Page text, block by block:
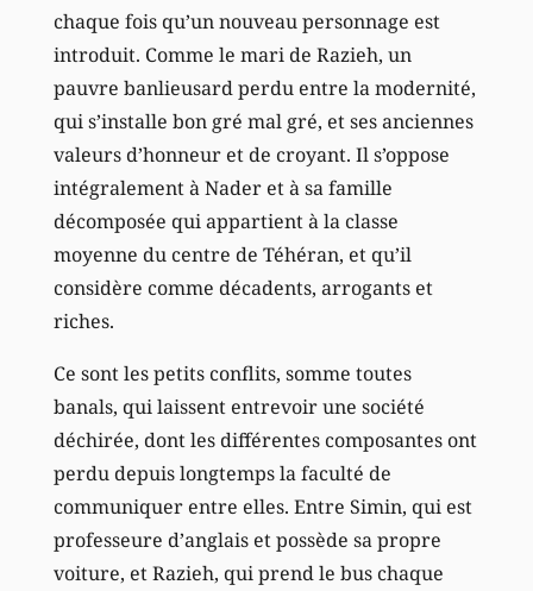
chaque fois qu’un nouveau personnage est
introduit. Comme le mari de Razieh, un
pauvre banlieusard perdu entre la modernité,
qui s’installe bon gré mal gré, et ses anciennes
valeurs d’honneur et de croyant. Il s’oppose
intégralement à Nader et à sa famille
décomposée qui appartient à la classe
moyenne du centre de Téhéran, et qu’il
considère comme décadents, arrogants et
riches.
Ce sont les petits conflits, somme toutes
banals, qui laissent entrevoir une société
déchirée, dont les différentes composantes ont
perdu depuis longtemps la faculté de
communiquer entre elles. Entre Simin, qui est
professeure d’anglais et possède sa propre
voiture, et Razieh, qui prend le bus chaque